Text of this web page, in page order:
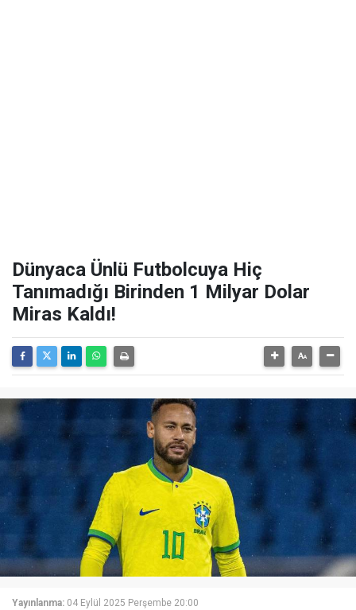
Dünyaca Ünlü Futbolcuya Hiç
Tanımadığı Birinden 1 Milyar Dolar
Miras Kaldı!
Yayınlanma: 04 Eylül 2025 Perşembe 20:00